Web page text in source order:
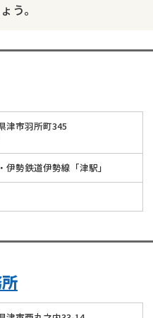
う。
津市羽所町345
伊勢鉄道伊勢線「津駅」